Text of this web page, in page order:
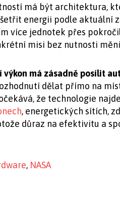
má být architektura,
energii podle aktuální
více jednotek přes
misi bez nutnosti
výkon má zásadně posílit
dělat přímo na
že technologie
, energetických sítích,
důraz na efektivitu a
, NASA